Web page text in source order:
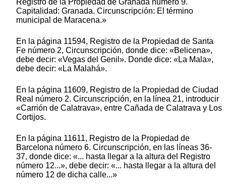
Registro de la Propiedad de Granada número 9.
Capitalidad: Granada. Circunscripción: El término
municipal de Maracena.»
En la página 11594, Registro de la Propiedad de Santa
Fe número 2, Circunscripción, donde dice: «Belicena»,
debe decir: «Vegas del Genil». Donde dice: «La Mala»,
debe decir: «La Malahá».
En la página 11609, Registro de la Propiedad de Ciudad
Real número 2. Circunscripción, en la línea 21, introducir
«Carrión de Calatrava», entre Cañada de Calatrava y Los
Cortijos.
En la página 11611, Registro de la Propiedad de
Barcelona número 6. Circunscripción, en las líneas 36-
37, donde dice: «... hasta llegar a la altura del Registro
número 12...», debe decir: «... hasta llegar a la altura del
número 12 de dicha calle...»